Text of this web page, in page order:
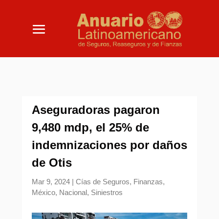
Aseguradoras pagaron
9,480 mdp, el 25% de
indemnizaciones por daños
de Otis
Mar 9, 2024| Cías de Seguros, Finanzas,
México, Nacional, Siniestros